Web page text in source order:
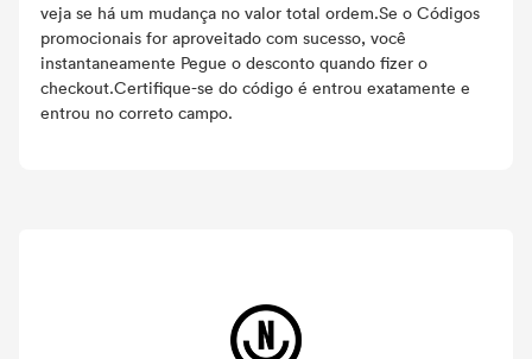
veja se há um mudança no valor total ordem.Se o Códigos
promocionais for aproveitado com sucesso, você
instantaneamente Pegue o desconto quando fizer o
checkout.Certifique-se do código é entrou exatamente e
entrou no correto campo.